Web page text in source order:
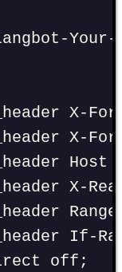
Your-
X-
X-
X-
If-
off;